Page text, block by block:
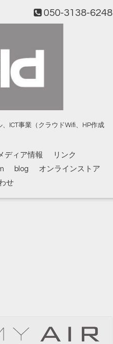
050-3138-6248
ICT事業（クラウドWifi、HP作成
ディア情報
リンク
blog
オンラインストア
せ